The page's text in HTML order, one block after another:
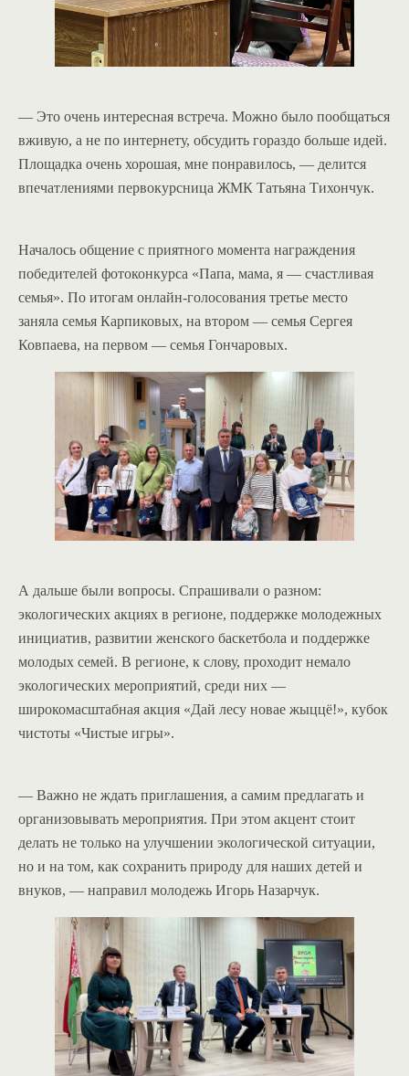
— Это очень интересная встреча. Можно было пообщаться
вживую, а не по интернету, обсудить гораздо больше идей.
Площадка очень хорошая, мне понравилось, — делится
впечатлениями первокурсница ЖМК Татьяна Тихончук.
Началось общение с приятного момента награждения
победителей фотоконкурса «Папа, мама, я — счастливая
семья». По итогам онлайн-голосования третье место
заняла семья Карпиковых, на втором — семья Сергея
Ковпаева, на первом — семья Гончаровых.
А дальше были вопросы. Спрашивали о разном:
экологических акциях в регионе, поддержке молодежных
инициатив, развитии женского баскетбола и поддержке
молодых семей. В регионе, к слову, проходит немало
экологических мероприятий, среди них —
широкомасштабная акция «Дай лесу новае жыццё!», кубок
чистоты «Чистые игры».
— Важно не ждать приглашения, а самим предлагать и
организовывать мероприятия. При этом акцент стоит
делать не только на улучшении экологической ситуации,
но и на том, как сохранить природу для наших детей и
внуков, — направил молодежь Игорь Назарчук.